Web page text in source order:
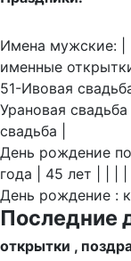
Имена мужские: |
именные
51-Ивовая
Урановая
свадьба |
День рождение
года | 45 лет | | | |
День рождение :
Последние
открытки ,